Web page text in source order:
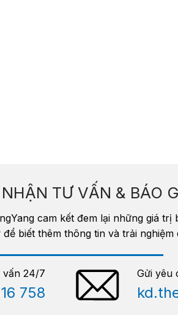
NHẬN TƯ VẤN & BÁO
cam kết đem lại những giá
biết thêm thông tin và trải
vấn 24/7
758
Gửi yêu